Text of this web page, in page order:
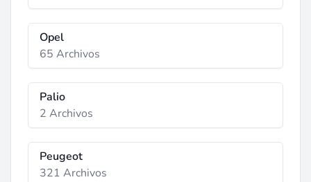
Opel
65 Archivos
Palio
2 Archivos
Peugeot
321 Archivos